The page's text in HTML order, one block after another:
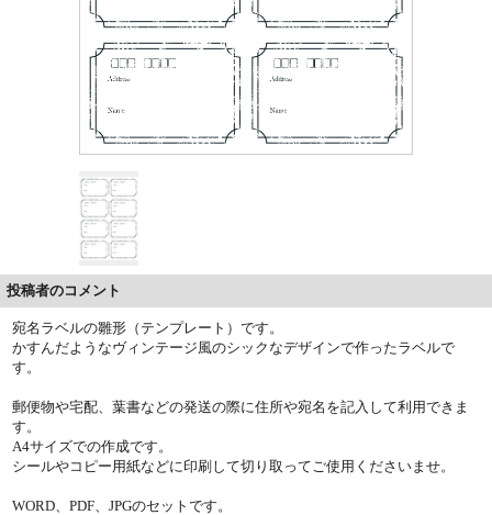
投稿者のコメント
宛名ラベルの雛形（テンプレート）です。
かすんだようなヴィンテージ風のシックなデザインで作ったラベルで
す。
郵便物や宅配、葉書などの発送の際に住所や宛名を記入して利用できま
す。
A4サイズでの作成です。
シールやコピー用紙などに印刷して切り取ってご使用くださいませ。
WORD、PDF、JPGのセットです。